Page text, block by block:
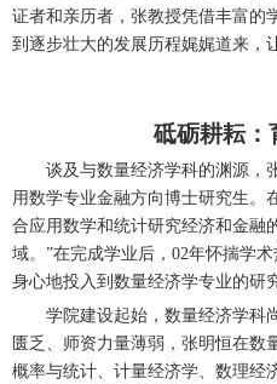
证者和亲历者，张教授凭借丰富的
到逐步壮大的发展历程娓娓道来，
砥砺耕耘：
谈及与数量经济学科的渊源，
用数学专业金融方向博士研究生。
合应用数学和统计研究经济和金融
域。”在完成学业后，02年怀揣学
身心地投入到数量经济学专业的研
学院建设起始，数量经济学科
匮乏、师资力量薄弱，张明恒在数
概率与统计、计量经济学、数理经